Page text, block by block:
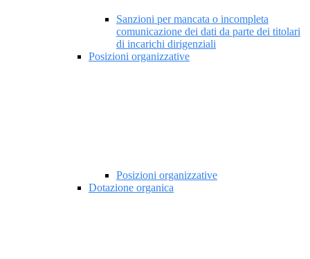
Sanzioni per mancata o incompleta
comunicazione dei dati da parte dei titolari
di incarichi dirigenziali
Posizioni organizzative
Posizioni organizzative
Dotazione organica